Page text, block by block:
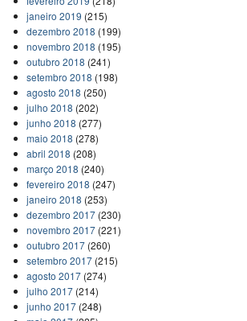
janeiro 2019 (215)
dezembro 2018 (199)
novembro 2018 (195)
outubro 2018 (241)
setembro 2018 (198)
agosto 2018 (250)
julho 2018 (202)
junho 2018 (277)
maio 2018 (278)
abril 2018 (208)
março 2018 (240)
fevereiro 2018 (247)
janeiro 2018 (253)
dezembro 2017(230)
novembro 2017(221)
outubro 2017(260)
setembro 2017(215)
agosto 2017(274)
julho 2017(214)
junho 2017(248)